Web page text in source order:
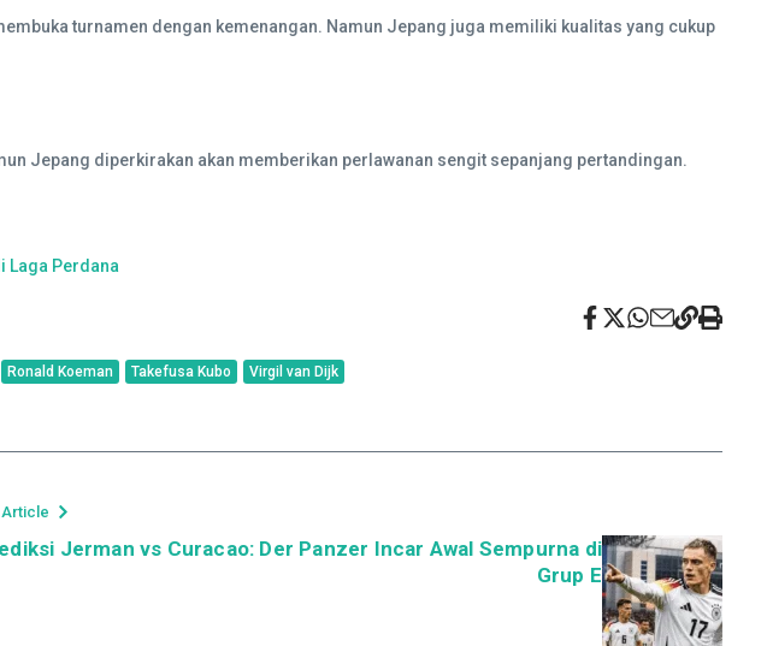
turnamen dengan kemenangan. Namun Jepang juga memiliki kualitas yang cukup
Jepang diperkirakan akan memberikan perlawanan sengit sepanjang pertandingan.
Laga Perdana
Ronald Koeman Takefusa Kubo Virgil van Dijk
Jerman vs Curacao: Der Panzer Incar Awal Sempurna di
Grup E